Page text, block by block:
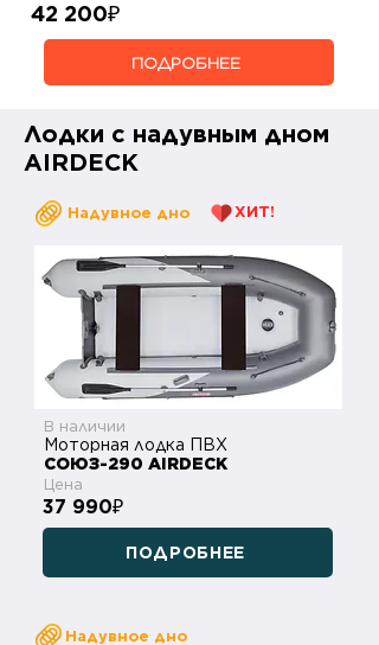
42 200₽
ПОДРОБНЕЕ
Лодки с надувным дном
AIRDECK
Надувное дно ХИТ!
В наличии
Моторная лодка ПВХ
СОЮЗ-290 AIRDECK
Цена
37 990₽
ПОДРОБНЕЕ
Надувное дно